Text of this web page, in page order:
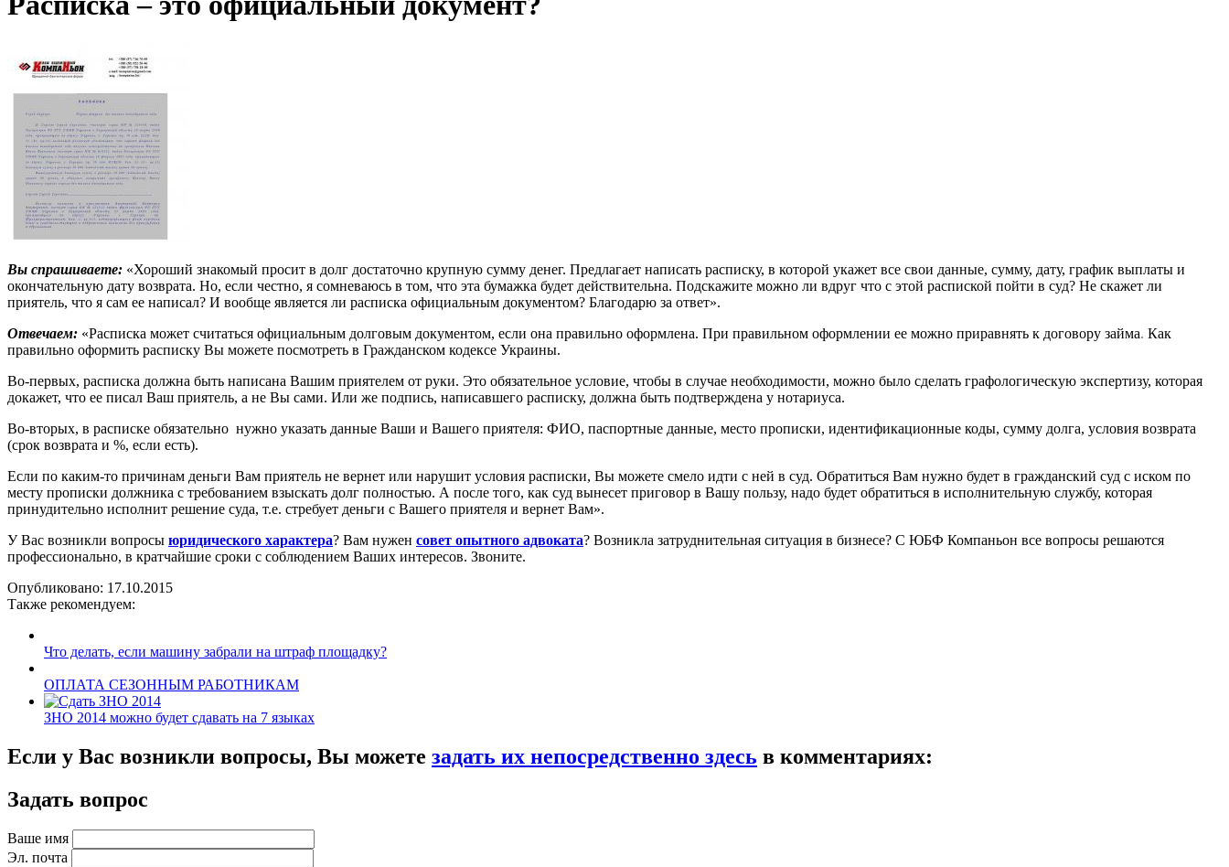
Вы спрашиваете: «Хороший знакомый просит в долг достаточно крупную сумму денег. Предлагает написать расписку, в которой укажет все свои данные, сумму, дату, график выплаты и
окончательную дату возврата. Но, если честно, я сомневаюсь в том, что эта бумажка будет действительна. Подскажите можно ли вдруг что с этой распиской пойти в суд? Не скажет ли
приятель, что я сам ее написал? И вообще является ли расписка официальным документом? Благодарю за ответ».
Отвечаем: «Расписка может считаться официальным долговым документом, если она правильно оформлена. При правильном оформлении ее можно приравнять к договору займа. Как
правильно оформить расписку Вы можете посмотреть в Гражданском кодексе Украины.
Во-первых, расписка должна быть написана Вашим приятелем от руки. Это обязательное условие, чтобы в случае необходимости, можно было сделать графологическую экспертизу, которая
докажет, что ее писал Ваш приятель, а не Вы сами. Или же подпись, написавшего расписку, должна быть подтверждена у нотариуса.
Во-вторых, в расписке обязательно нужно указать данные Ваши и Вашего приятеля: ФИО, паспортные данные, место прописки, идентификационные коды, сумму долга, условия возврата
(срок возврата и %, если есть).
Если по каким-то причинам деньги Вам приятель не вернет или нарушит условия расписки, Вы можете смело идти с ней в суд. Обратиться Вам нужно будет в гражданский суд с иском по
месту прописки должника с требованием взыскать долг полностью. А после того, как суд вынесет приговор в Вашу пользу, надо будет обратиться в исполнительную службу, которая
принудительно исполнит решение суда, т.е. стребует деньги с Вашего приятеля и вернет Вам».
У Вас возникли вопросы юридического характера? Вам нужен совет опытного адвоката? Возникла затруднительная ситуация в бизнесе? С ЮБФ Компаньон все вопросы решаются
профессионально, в кратчайшие сроки с соблюдением Ваших интересов. Звоните.
Опубликовано: 17.10.2015
Также рекомендуем:
Что делать, если машину забрали на штраф площадку?
ОПЛАТА СЕЗОННЫМ РАБОТНИКАМ
ЗНО 2014 можно будет сдавать на 7 языках
Если у Вас возникли вопросы, Вы можете задать их непосредственно здесь в комментариях:
Задать вопрос
Ваше имя
Эл. почта